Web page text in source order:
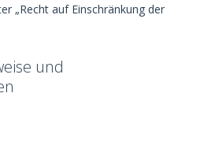
„Recht auf Einschränkung der
und